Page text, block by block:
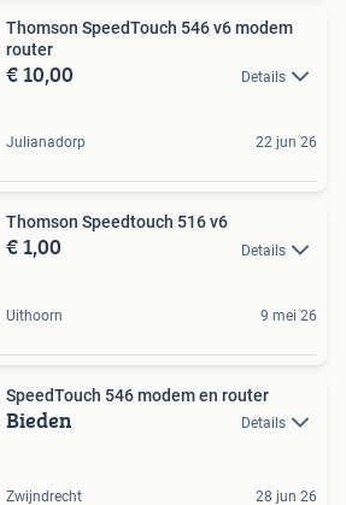
Thomson SpeedTouch 546 v6 modem
router
€ 10,00 Details
Julianadorp 22 jun 26
Thomson Speedtouch 516 v6
€ 1,00 Details
Uithoorn 9 mei 26
SpeedTouch 546 modem en router
Bieden Details
Zwijndrecht 28 jun 26